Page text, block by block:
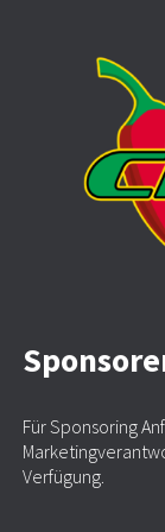
Für Sponsoring
Verfügung.